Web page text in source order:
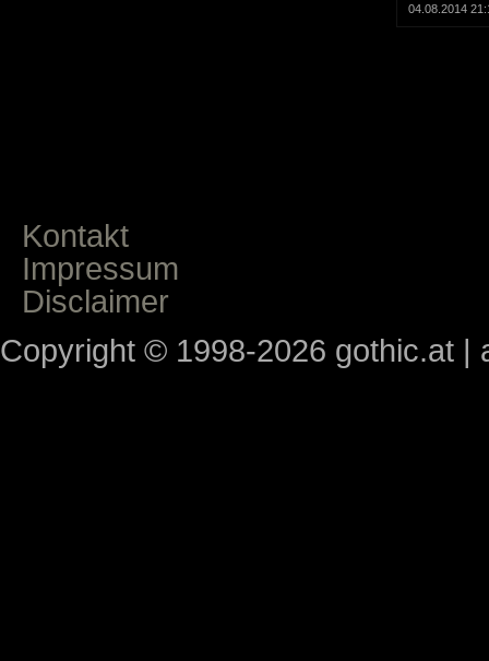
04.08.2014
Kontakt
Impressum
Disclaimer
Copyright © 1998-2026 gothic.at |